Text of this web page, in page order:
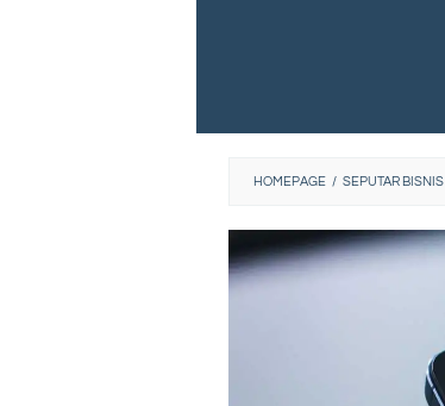
HOMEPAGE / SEPUTAR BISNIS